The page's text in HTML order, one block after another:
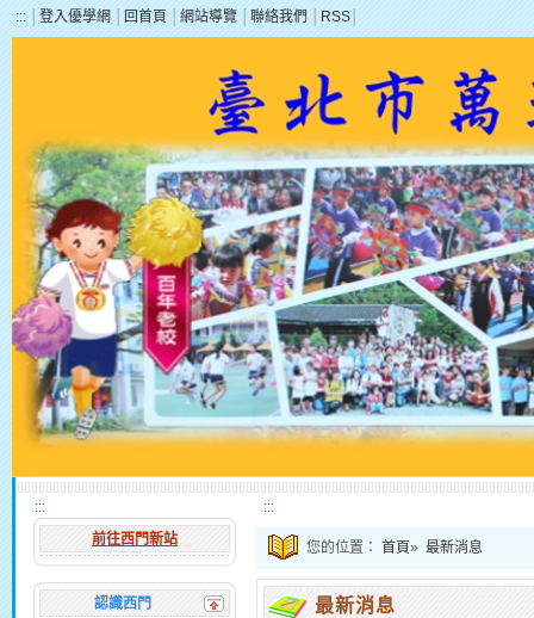
::: 登入優學網 回首頁 網站導覽 聯絡我們 RSS
:::
前往西門新站
認識西門
:::
您的位置： 首頁» 最新消息
最新消息